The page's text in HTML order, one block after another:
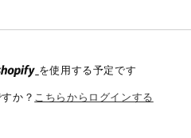
を使用する予定です
か？ こちらからログインする